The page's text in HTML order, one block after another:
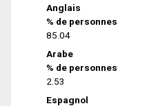
Anglais
% de personnes
85.04
Arabe
% de personnes
2.53
Espagnol